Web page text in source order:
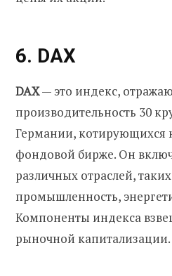
6. DAX
DAX— это индекс,
производительность 30
Германии, котирующихся
фондовой бирже. Он
различных отраслей,
промышленность,
Компоненты индекса
рыночной капитализации.